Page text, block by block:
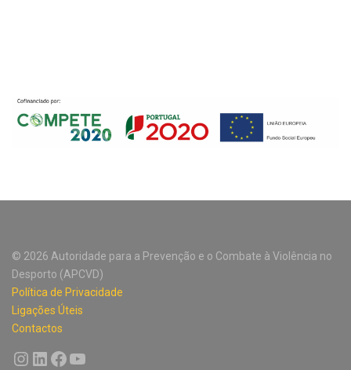
© 2026 Autoridade para a Prevenção e o Combate à Violência no
Desporto (APCVD)
Política de Privacidade
Ligações Úteis
Contactos